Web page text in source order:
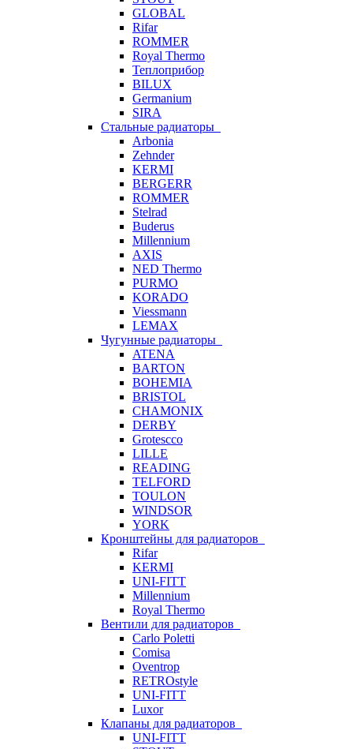
GLOBAL
Rifar
ROMMER
Royal Thermo
Теплоприбор
BILUX
Germanium
SIRA
Стальные радиаторы
Arbonia
Zehnder
KERMI
BERGERR
ROMMER
Stelrad
Buderus
Millennium
AXIS
NED Thermo
PURMO
KORADO
Viessmann
LEMAX
Чугунные радиаторы
ATENA
BARTON
BOHEMIA
BRISTOL
CHAMONIX
DERBY
Grotescco
LILLE
READING
TELFORD
TOULON
WINDSOR
YORK
Кронштейны для радиаторов
Rifar
KERMI
UNI-FITT
Millennium
Royal Thermo
Вентили для радиаторов
Carlo Poletti
Comisa
Oventrop
RETROstyle
UNI-FITT
Luxor
Клапаны для радиаторов
UNI-FITT